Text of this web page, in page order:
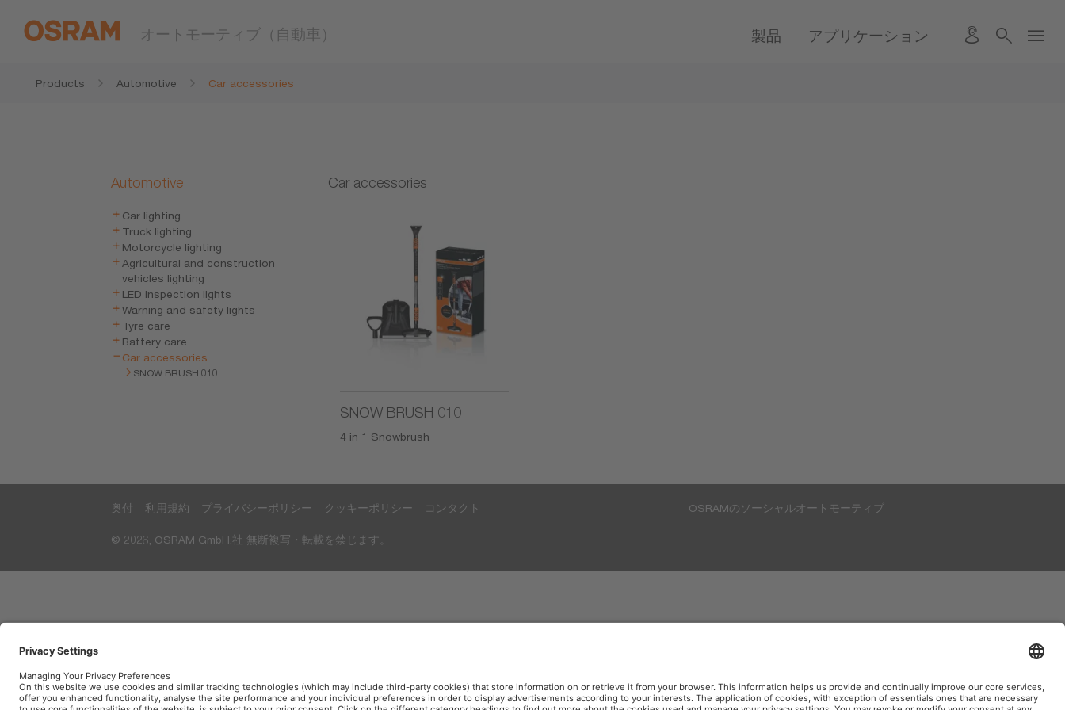
オートモーティブ（自動車） 製品 アプリケーション
Products Automotive Car accessories
Automotive
Car lighting
Truck lighting
Motorcycle lighting
Agricultural and construction
vehicles lighting
LED inspection lights
Warning and safety lights
Tyre care
Battery care
Car accessories
SNOW BRUSH 010
Car accessories
SNOW BRUSH 010
4 in 1 Snowbrush
OSRAMのソーシャルオートモーティブ
奥付 利用規約 プライバシーポリシー クッキーポリシー コンタクト
© 2026, OSRAM GmbH.社 無断複写・転載を禁じます。